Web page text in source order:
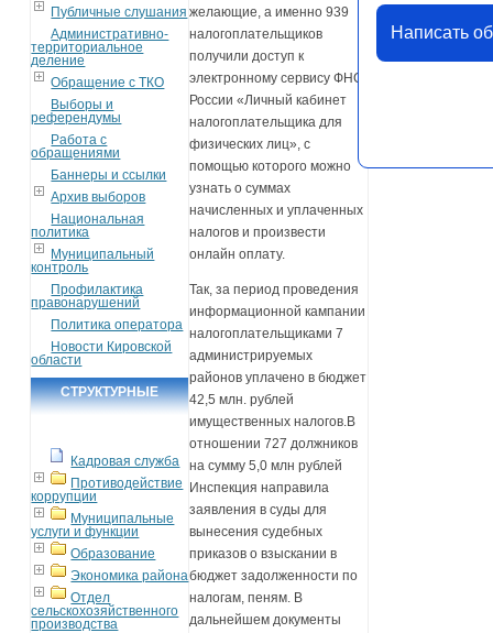
Публичные слушания
Административно-
территориальное
деление
Обращение с ТКО
Выборы и
референдумы
Работа с
обращениями
Баннеры и ссылки
Архив выборов
Национальная
политика
Муниципальный
контроль
Профилактика
правонарушений
Политика оператора
Новости Кировской
области
СТРУКТУРНЫЕ
Кадровая служба
Противодействие
коррупции
Муниципальные
услуги и функции
Образование
Экономика района
Отдел
сельскохозяйственного
производства
желающие, а именно 939
налогоплательщиков
получили доступ к
электронному сервису ФНС
России «Личный кабинет
налогоплательщика для
физических лиц», с
помощью которого можно
узнать о суммах
начисленных и уплаченных
налогов и произвести
онлайн оплату.
Так, за период проведения
информационной кампании
налогоплательщиками 7
администрируемых
районов уплачено в бюджет
42,5 млн. рублей
имущественных налогов.В
отношении 727 должников
на сумму 5,0 млн рублей
Инспекция направила
заявления в суды для
вынесения судебных
приказов о взыскании в
бюджет задолженности по
налогам, пеням. В
дальнейшем документы
Написать